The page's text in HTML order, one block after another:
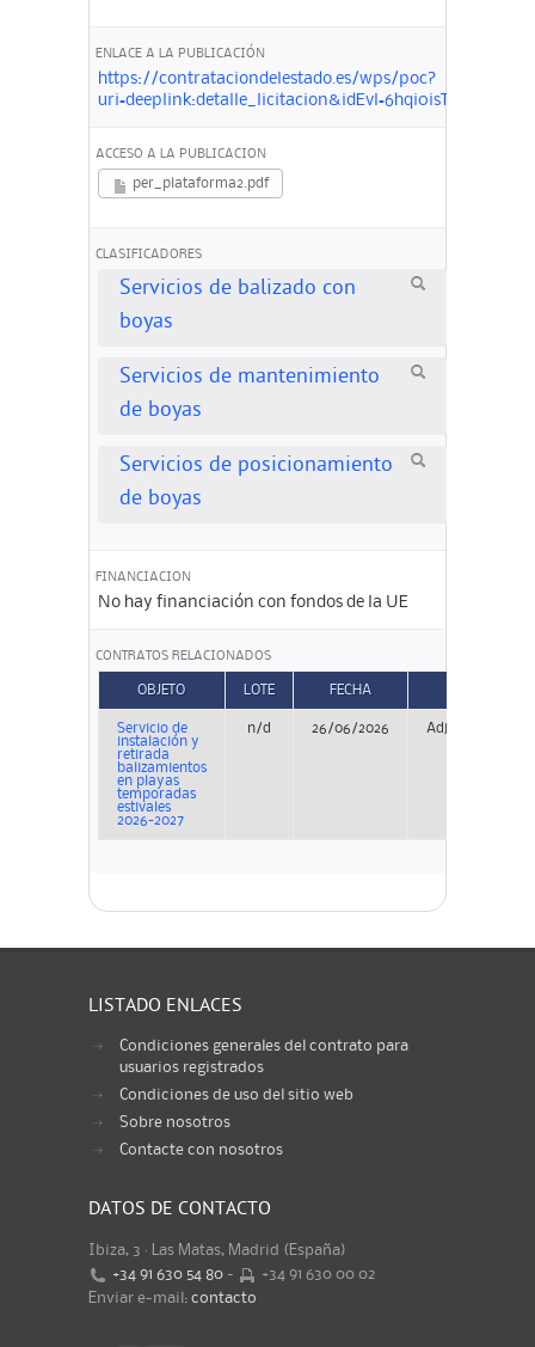
ENLACE A LA PUBLICACIÓN
https://contrataciondelestado.es/wps/poc?
ACCESO A LA PUBLICACION
per_plataforma2.pdf
CLASIFICADORES
Servicios de balizado con
boyas
Servicios de mantenimiento
de boyas
Servicios de posicionamiento
de boyas
FINANCIACION
No hay financiación con fondos de la UE
CONTRATOS RELACIONADOS
OBJETO LOTE FECHA
Servicio de
instalación y
retirada
balizamientos
en playas
temporadas
estivales
2026-2027
n/d 26/06/2026 Adjudicación
LISTADO ENLACES
Condiciones generales del contrato para
usuarios registrados
Condiciones de uso del sitio web
Sobre nosotros
Contacte con nosotros
DATOS DE CONTACTO
Ibiza, 3 · Las Matas, Madrid (España)
+34 91 630 54 80 -
+34 91 630 00 02
Enviar e-mail: contacto